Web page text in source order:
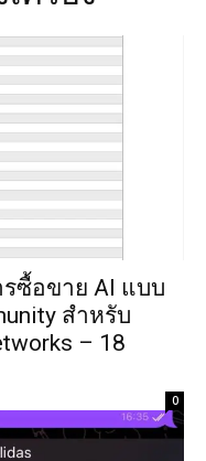
รซื้อขาย AI แบบ
สำหรับ
– 18
0